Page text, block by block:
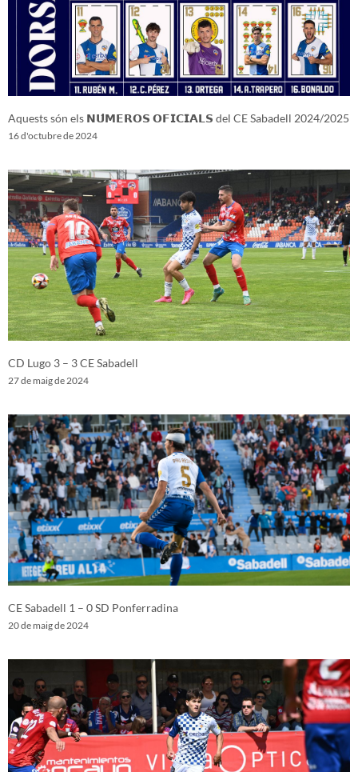
Aquests són els 𝗡𝗨́𝗠𝗘𝗥𝗢𝗦 𝗢𝗙𝗜𝗖𝗜𝗔𝗟𝗦 del CE Sabadell 2024/2025
16 d'octubre de 2024
CD Lugo 3 – 3 CE Sabadell
27 de maig de 2024
CE Sabadell 1 – 0 SD Ponferradina
20 de maig de 2024